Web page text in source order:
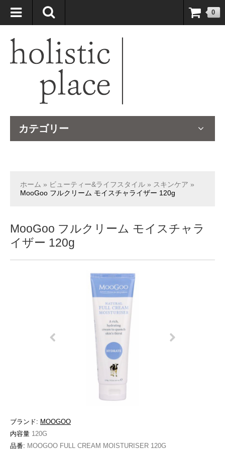
自然療法大国のオーストラリアより、臨床経験＆知識の豊富なナチュ
ロパスが厳選したサプリメントや ナチュラルグッズをお届けします！
0
カテゴリー
ホーム » ビューティー&ライフスタイル » スキンケア »
MooGoo フルクリーム モイスチャライザー 120g
MooGoo フルクリーム モイスチャラ
イザー 120g
ブランド: MOOGOO
内容量 120G
品番: MOOGOO FULL CREAM MOISTURISER 120G